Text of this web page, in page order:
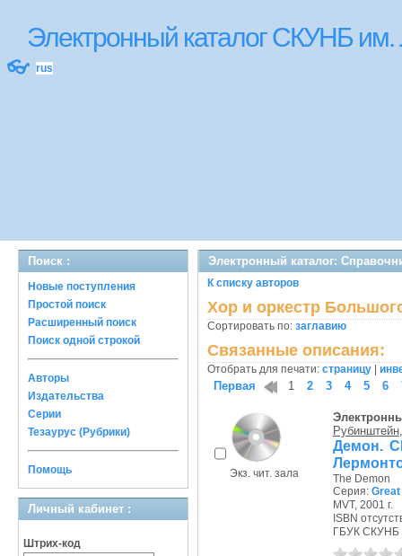
Электронный каталог СКУНБ
👓 rus
Поиск :
Новые поступления
Простой поиск
Расширенный поиск
Поиск одной строкой
Авторы
Издательства
Серии
Тезаурус (Рубрики)
Помощь
Личный кабинет :
Штрих-код
Электронный каталог:
К списку авторов
Хор и оркестр
Сортировать по: заглавию
Связанные описания:
Отобрать для печати: страницу
Первая 1 2 3 4 5 6
Экз. чит. зала
Демон.
The Demon
Серия:
MVT, 2001 г.
ISBN
ГБУК